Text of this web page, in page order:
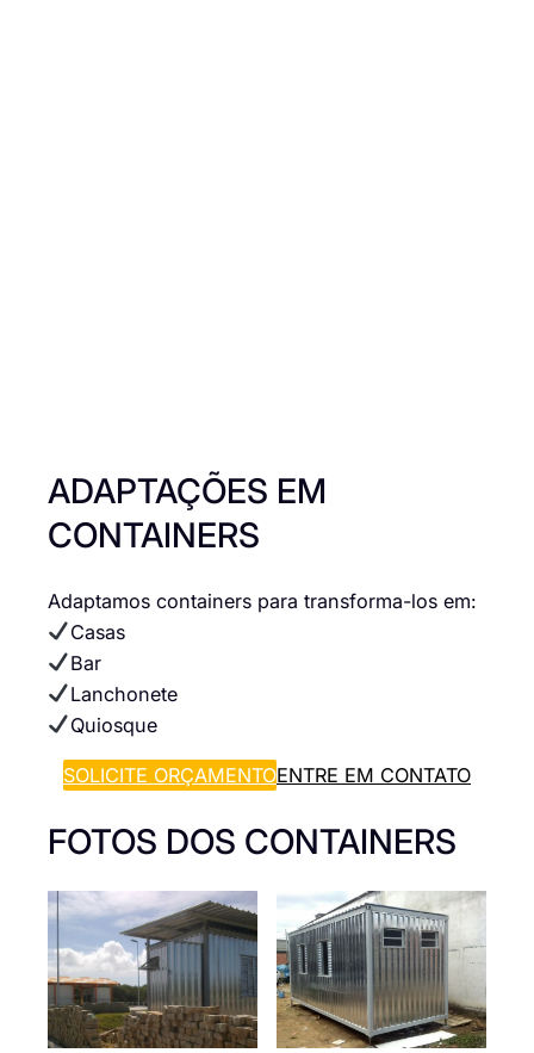
ADAPTAÇÕES EM
CONTAINERS
Adaptamos containers para transforma-los em:
Casas
Bar
Lanchonete
Quiosque
SOLICITE ORÇAMENTOENTRE EM CONTATO
FOTOS DOS CONTAINERS